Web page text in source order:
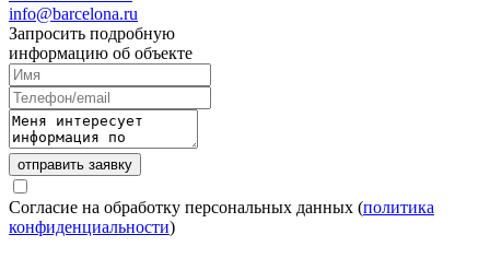
info@barcelona.ru
Запросить подробную
информацию об объекте
отправить заявку
Согласие на обработку персональных данных (политика
конфиденциальности)